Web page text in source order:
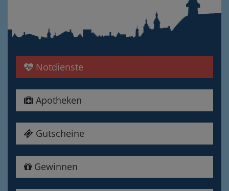
Notdienste
Apotheken
Gutscheine
Gewinnen